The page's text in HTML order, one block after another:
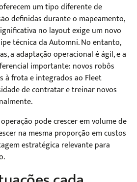
um tipo diferente de
definidas durante o mapeamento,
no layout exige um novo
técnica da Automni. No entanto,
a adaptação operacional é ágil, e a
importante: novos robôs
à frota e integrados ao Fleet
de contratar e treinar novos
pode crescer em volume de
na mesma proporção em custos
estratégica relevante para